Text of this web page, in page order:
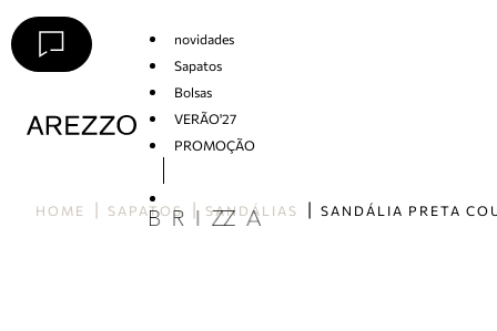
novidades
Sapatos
Bolsas
VERÃO'27
PROMOÇÃO
HOME SAPATOS SANDÁLIAS